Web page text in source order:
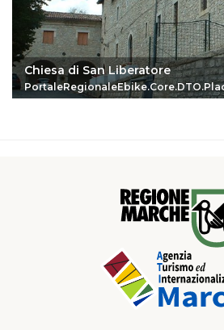
Chiesa di San Liberatore